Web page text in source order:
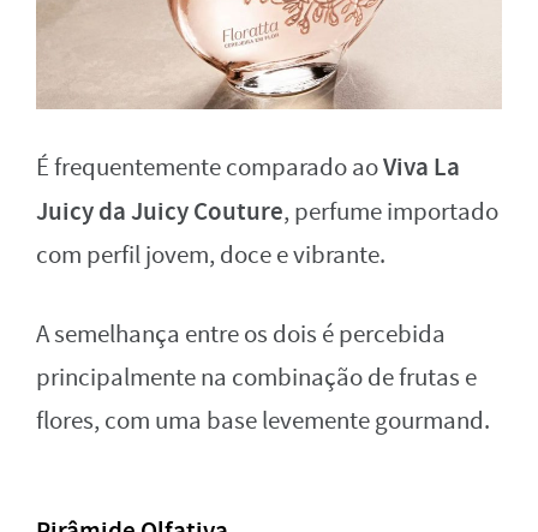
É frequentemente comparado aoViva La
Juicy da Juicy Couture, perfume importado
com perfil jovem, doce e vibrante.
A semelhança entre os dois é percebida
principalmente na combinação de frutas e
flores, com uma base levemente gourmand.